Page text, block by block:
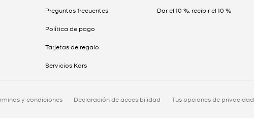
Preguntas frecuentes
Política de pago
Tarjetas de regalo
Servicios Kors
Dar el 10 %, recibir el 10 %
y condiciones Declaración de accesibilidad Tus opciones de privacidad